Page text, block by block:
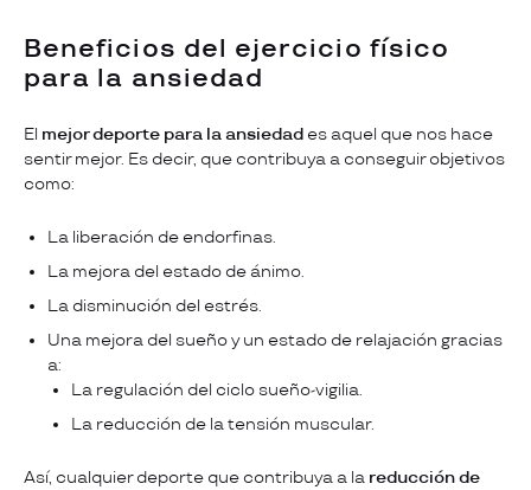
Beneficios del ejercicio físico
para la ansiedad
El mejor deporte para la ansiedad es aquel que nos hace
sentir mejor. Es decir, que contribuya a conseguir objetivos
como:
La liberación de endorfinas.
La mejora del estado de ánimo.
La disminución del estrés.
Una mejora del sueño y un estado de relajación gracias
a:
La regulación del ciclo sueño-vigilia.
La reducción de la tensión muscular.
Así, cualquier deporte que contribuya a la reducción de